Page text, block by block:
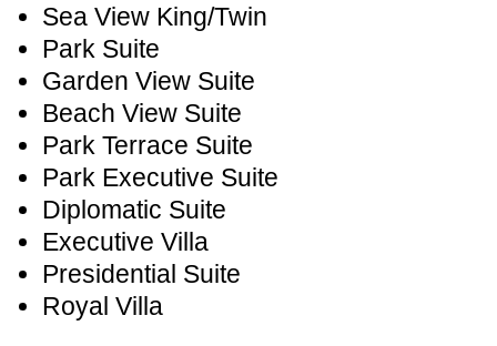
Sea View King/Twin
Park Suite
Garden View Suite
Beach View Suite
Park Terrace Suite
Park Executive Suite
Diplomatic Suite
Executive Villa
Presidential Suite
Royal Villa